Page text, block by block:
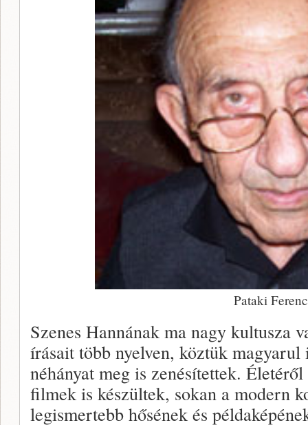
Pataki Ferenc
Szenes Hannának ma nagy kultusza
írásait több nyelven, köztük
néhányat meg is zenésítettek.
filmek is készültek, sokan a modern
legismertebb hősének és